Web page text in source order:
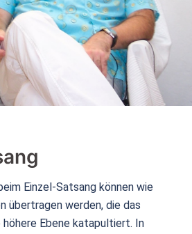
Einzel-Satsang können wie
übertragen werden, die das
Ebene katapultiert. In